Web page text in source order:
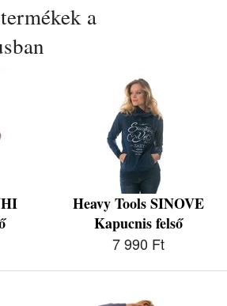
a
Heavy Tools SINOVE
Kapucnis felső
7 990 Ft